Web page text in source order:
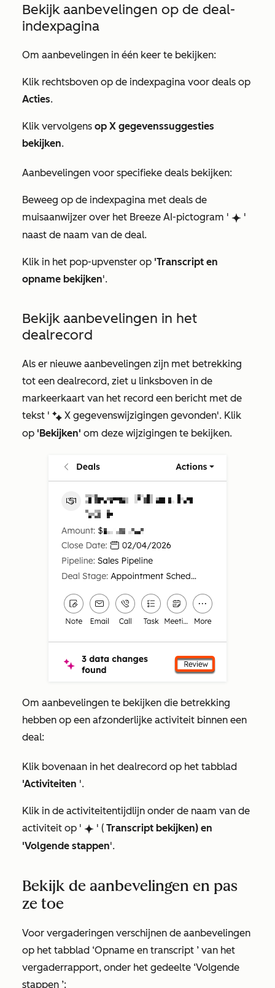
Bekijk aanbevelingen op de deal-
indexpagina
Om aanbevelingen in één keer te bekijken:
Klik rechtsboven op de indexpagina voor deals op
Acties.
Klik vervolgens op X gegevenssuggesties
bekijken.
Aanbevelingen voor specifieke deals bekijken:
Beweeg op de indexpagina met deals de
muisaanwijzer over het Breeze AI-pictogram ' breezeSingleStar '
naast de naam van de deal.
Klik in het pop-upvenster op 'Transcript en
opname bekijken'.
Bekijk aanbevelingen in het
dealrecord
Als er nieuwe aanbevelingen zijn met betrekking
tot een dealrecord, ziet u linksboven in de
markeerkaart van het record een bericht met de
tekst ' artificialIntelligenceEnhanced X gegevenswijzigingen gevonden'. Klik
op 'Bekijken' om deze wijzigingen te bekijken.
Om aanbevelingen te bekijken die betrekking
hebben op een afzonderlijke activiteit binnen een
deal:
Klik bovenaan in het dealrecord op het tabblad
'Activiteiten '.
Klik in de activiteitentijdlijn onder de naam van de
activiteit op ' breezeSingleStar ' ( Transcript bekijken) en
'Volgende stappen'.
Bekijk de aanbevelingen en pas
ze toe
Voor vergaderingen verschijnen de aanbevelingen
op het tabblad ‘Opname en transcript ’ van het
vergaderrapport, onder het gedeelte ‘Volgende
stappen ’: